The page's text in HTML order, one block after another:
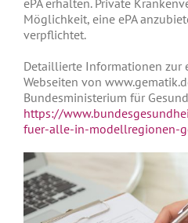
Möglichkeit, eine ePA
verpflichtet.
Detaillierte Informationen zur
Webseiten von
Bundesministerium für
https://
fuer-alle-in-modellregionen-